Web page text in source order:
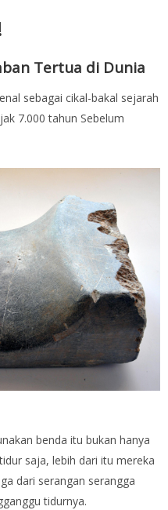
Tertua di Dunia
sebagai cikal-bakal sejarah
7.000 tahun Sebelum
benda itu bukan hanya
saja, lebih dari itu mereka
dari serangan serangga
tidurnya.